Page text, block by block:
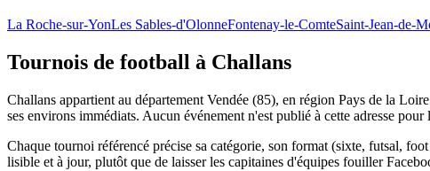
La Roche-sur-YonLes Sables-d'OlonneFontenay-le-ComteSaint-Jean-de-
Tournois de football à Challans
Challans appartient au département Vendée (85), en région Pays de la
ses environs immédiats. Aucun événement n'est publié à cette adresse pour
Chaque tournoi référencé précise sa catégorie, son format (sixte, futsal,
lisible et à jour, plutôt que de laisser les capitaines d'équipes fouiller